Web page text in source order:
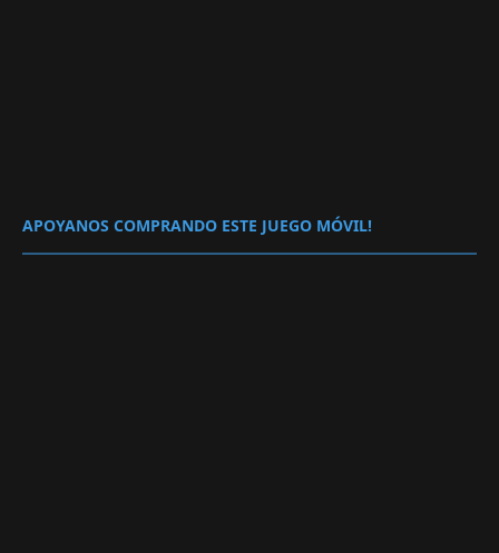
APOYANOS COMPRANDO ESTE JUEGO MÓVIL!